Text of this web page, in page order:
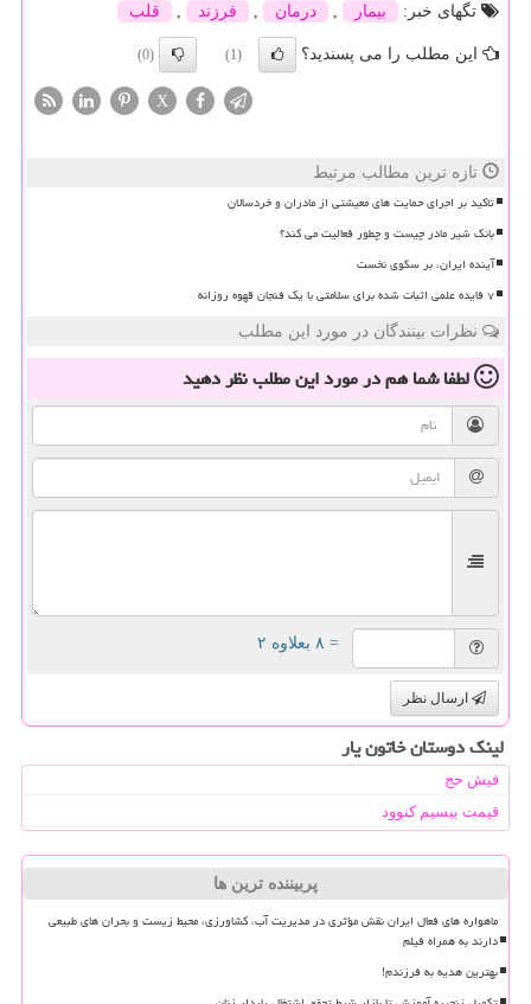
تگهای خبر:
بیمار درمان فرزند قلب
این مطلب را می پسندید؟ (1)
(0)
X
تازه ترین مطالب مرتبط
تاکید بر اجرای حمایت های معیشتی از مادران و خردسالان
بانک شیر مادر چیست و چطور فعالیت می کند؟
آینده ایران، بر سکوی نخست
۷ فایده علمی اثبات شده برای سلامتی با یک فنجان قهوه روزانه
نظرات بینندگان در مورد این مطلب
لطفا شما همدر مورد این مطلبنظر دهید
= ۸ بعلاوه ۲
ارسال نظر
لینک دوستان خاتون یار
فیش حج
قیمت بیسیم کنوود
پربیننده ترین ها
ماهواره های فعال ایران نقش مؤثری در مدیریت آب، کشاورزی، محیط زیست و بحران های طبیعی
دارند به همراه فیلم
بهترین هدیه به فرزندم!